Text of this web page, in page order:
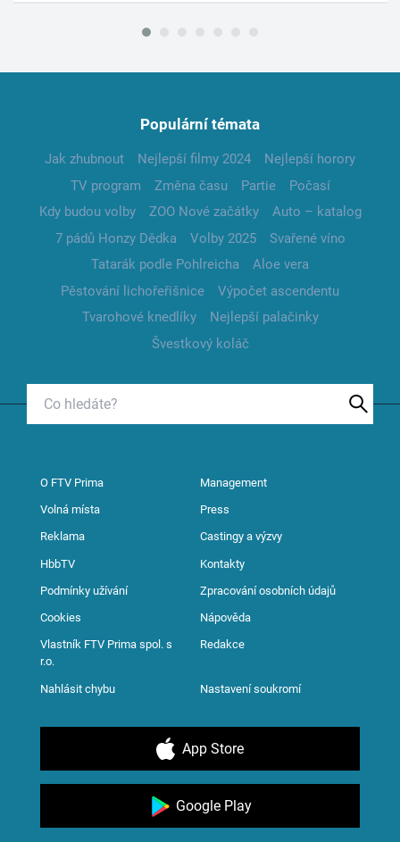
Populární témata
Jak zhubnout Nejlepší filmy 2024
Nejlepší horory
TV program
Změna času Partie
Počasí
Kdy budou volby
ZOO Nové začátky
Auto – katalog
7 pádů Honzy Dědka
Volby 2025
Svařené víno
Tatarák podle Pohlreicha
Aloe vera
Pěstování lichořeřišnice
Výpočet ascendentu
Tvarohové knedlíky
Nejlepší palačinky
Švestkový koláč
O FTV Prima Management
Volná místa Press
Reklama Castingy a výzvy
HbbTV Kontakty
Podmínky užívání Zpracování osobních údajů
Cookies Nápověda
Vlastník FTV Prima spol. s
r.o.
Redakce
Nahlásit chybu Nastavení soukromí
App Store
Google Play